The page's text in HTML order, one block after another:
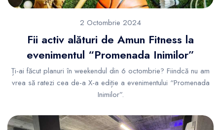
2 Octombrie 2024
Fii activ alături de Amun Fitness la
evenimentul “Promenada Inimilor”
Ți-ai făcut planuri în weekendul din 6 octombrie? Fiindcă nu am
vrea să ratezi cea de-a X-a ediție a evenimentului “Promenada
Inimilor”.